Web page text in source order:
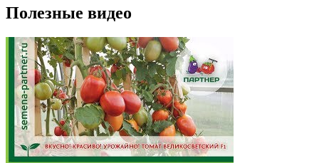
Полезные видео